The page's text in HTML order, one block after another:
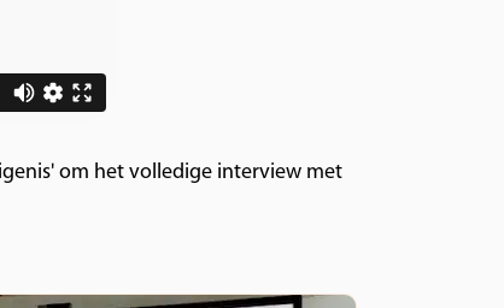
om het volledige interview met